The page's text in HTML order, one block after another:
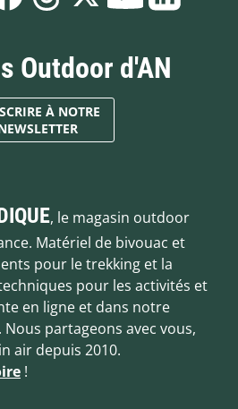
Outdoor d'AN
À NOTRE
, le magasin outdoor
Matériel de bivouac et
pour le trekking et la
pour les activités et
en ligne et dans notre
partageons avec vous,
air depuis 2010.
!